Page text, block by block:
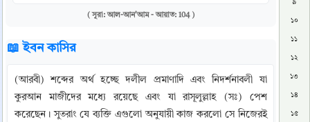
( সূরা: আল-আন'আম - আয়াত: 104 )
📖 ইবন কাসির
(আরবী) শব্দের অর্থ হচ্ছে দলীল প্রমাণাদি এবং নিদর্শনাবলী যা
কুরআন মাজীদের মধ্যে রয়েছে এবং যা রাসূলুল্লাহ (সঃ) পেশ
করেছেন। সুতরাং যে ব্যক্তি এগুলো অনুযায়ী কাজ করলো সে নিজেরই
৯
১০
১১
১২
১৩
১৪
১৫